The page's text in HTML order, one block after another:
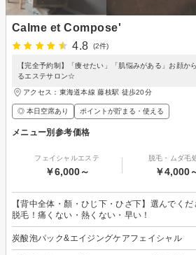
Calme et Compose'
4.8
(2件)
【完全予約制】「痩せたい」「肌悩みがある」お顔か
るエステサロン☆
アクセス：東海道本線 藤枝駅 徒歩20分
◎ 本日空席あり ポイントが貯まる・使える
メニュー別参考価格
フェイシャルエステ
￥6,000～
脱毛・ムダ毛
￥4,000
【背中全体・顏・ひじ下・ひざ下】選んでく
脱毛！痛くない・熱くない・早い！
炭酸泡パック&エイジングケアフェイシャル